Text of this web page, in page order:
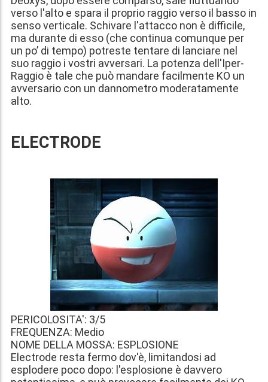
verso l'alto e spara il proprio raggio verso il basso in
senso verticale. Schivare l'attacco non è difficile,
ma durante di esso (che continua comunque per
un po’ di tempo) potreste tentare di lanciare nel
suo raggio i vostri avversari. La potenza dell'Iper-
Raggio è tale che può mandare facilmente KO un
avversario con un dannometro moderatamente
alto.
ELECTRODE
PERICOLOSITA': 3/5
FREQUENZA: Medio
NOME DELLA MOSSA: ESPLOSIONE
Electrode resta fermo dov'è, limitandosi ad
esplodere poco dopo: l'esplosione è davvero